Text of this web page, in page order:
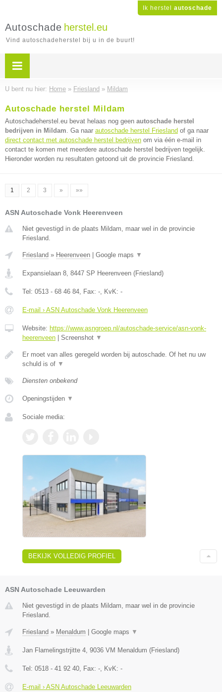
Ik herstel autoschade
Autoschade herstel.eu
Vind autoschadeherstel bij u in de buurt!
U bent nu hier: Home » Friesland » Mildam
Autoschade herstel Mildam
Autoschadeherstel.eu bevat helaas nog geen autoschade herstel
bedrijven in Mildam. Ga naar autoschade herstel Friesland of ga naar
direct contact met autoschade herstel bedrijven om via één e-mail in
contact te komen met meerdere autoschade herstel bedrijven tegelijk.
Hieronder worden nu resultaten getoond uit de provincie Friesland.
1 2 3 » »»
ASN Autoschade Vonk Heerenveen
Niet gevestigd in de plaats Mildam, maar wel in de provincie
Friesland.
Friesland » Heerenveen Google maps ▼
Expansielaan 8, 8447 SP Heerenveen (Friesland)
Tel: 0513 - 68 46 84, Fax: -, KvK: -
E-mail › ASN Autoschade Vonk Heerenveen
Website: https://www.asngroep.nl/autoschade-service/asn-vonk-
heerenveen
Screenshot ▼
Er moet van alles geregeld worden bij autoschade. Of het nu uw
schuld is of ▼
Diensten onbekend
Openingstijden ▼
Sociale media:
BEKIJK VOLLEDIG PROFIEL
ASN Autoschade Leeuwarden
Niet gevestigd in de plaats Mildam, maar wel in de provincie
Friesland.
Friesland » Menaldum | Google maps ▼
Jan Flamelingstrjitte 4 9036 VM Menaldum (Friesland)
Tel: 0518 - 41 92 40 , Fax: - , KvK: -
E-mail › ASN Autoschade Leeuwarden